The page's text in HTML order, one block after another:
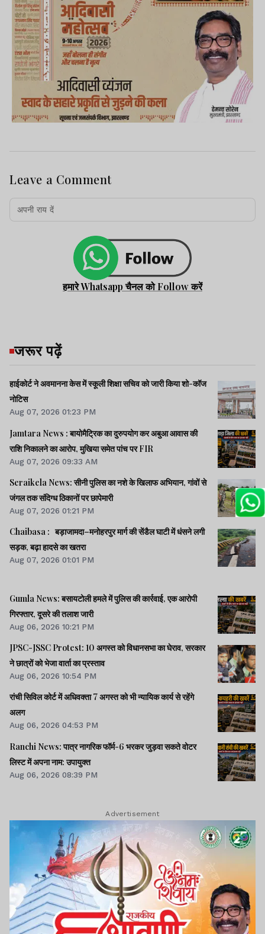
Leave a Comment
हमारे Whatsapp चैनल को Follow करें
जरूर पढ़ें
हाईकोर्ट ने अवमानना केस में स्कूली शिक्षा सचिव को जारी किया शो-कॉज
नोटिस
Aug 07, 2026 01:23 PM
Jamtara News : बायोमैट्रिक का दुरुपयोग कर अबुआ आवास की
राशि निकालने का आरोप, मुखिया समेत पांच पर FIR
Aug 07, 2026 09:33 AM
Seraikela News: सीनी पुलिस का नशे के खिलाफ अभियान, गांवों से
जंगल तक संदिग्ध ठिकानों पर छापेमारी
Aug 07, 2026 01:21 PM
Chaibasa : बड़ाजामदा–मनोहरपुर मार्ग की सेंडैल घाटी में धंसने लगी
सड़क, बढ़ा हादसे का खतरा
Aug 07, 2026 01:01 PM
Gumla News: बसायटोली हमले में पुलिस की कार्रवाई, एक आरोपी
गिरफ्तार, दूसरे की तलाश जारी
Aug 06, 2026 10:21 PM
JPSC-JSSC Protest: 10 अगस्त को विधानसभा का घेराव, सरकार
ने छात्रों को भेजा वार्ता का प्रस्ताव
Aug 06, 2026 10:54 PM
रांची सिविल कोर्ट में अधिवक्ता 7 अगस्त को भी न्यायिक कार्य से रहेंगे
अलग
Aug 06, 2026 04:53 PM
Ranchi News: पात्र नागरिक फॉर्म-6 भरकर जुड़वा सकते वोटर
लिस्ट में अपना नाम: उपायुक्त
Aug 06, 2026 08:39 PM
Advertisement